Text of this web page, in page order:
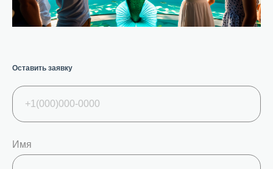
Оставить заявку
Имя